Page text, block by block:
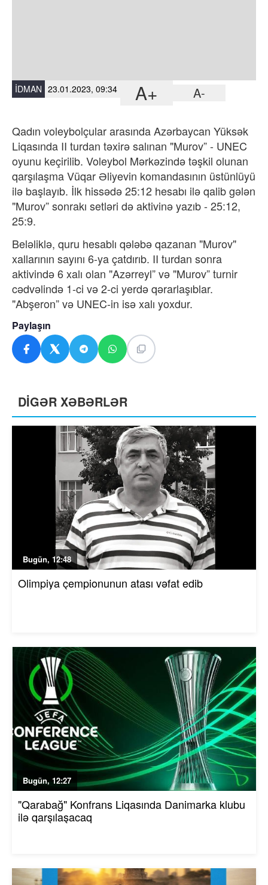
İDMAN 23.01.2023, 09:34 A+ A-
Qadın voleybolçular arasında Azərbaycan Yüksək
Liqasında II turdan təxirə salınan "Murov” - UNEC
oyunu keçirilib. Voleybol Mərkəzində təşkil olunan
qarşılaşma Vüqar Əliyevin komandasının üstünlüyü
ilə başlayıb. İlk hissədə 25:12 hesabı ilə qalib gələn
"Murov” sonrakı setləri də aktivinə yazıb - 25:12,
25:9.
Beləliklə, quru hesablı qələbə qazanan "Murov"
xallarının sayını 6-ya çatdırıb. II turdan sonra
aktivində 6 xalı olan "Azərreyl” və "Murov” turnir
cədvəlində 1-ci və 2-ci yerdə qərarlaşıblar.
"Abşeron” və UNEC-in isə xalı yoxdur.
Paylaşın
DİGƏR XƏBƏRLƏR
Bugün, 12:48
Olimpiya çempionunun atası vəfat edib
Bugün, 12:27
"Qarabağ" Konfrans Liqasında Danimarka klubu
ilə qarşılaşacaq